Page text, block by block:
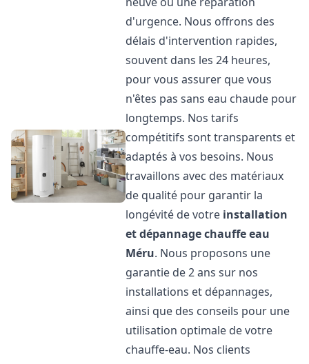
d'urgence. Nous offrons des
délais d'intervention rapides,
souvent dans les 24 heures,
pour vous assurer que vous
n'êtes pas sans eau chaude pour
longtemps. Nos tarifs
compétitifs sont transparents et
adaptés à vos besoins. Nous
travaillons avec des matériaux
de qualité pour garantir la
longévité de votre installation
et dépannage chauffe eau
Méru. Nous proposons une
garantie de 2 ans sur nos
installations et dépannages,
ainsi que des conseils pour une
utilisation optimale de votre
chauffe-eau. Nos clients